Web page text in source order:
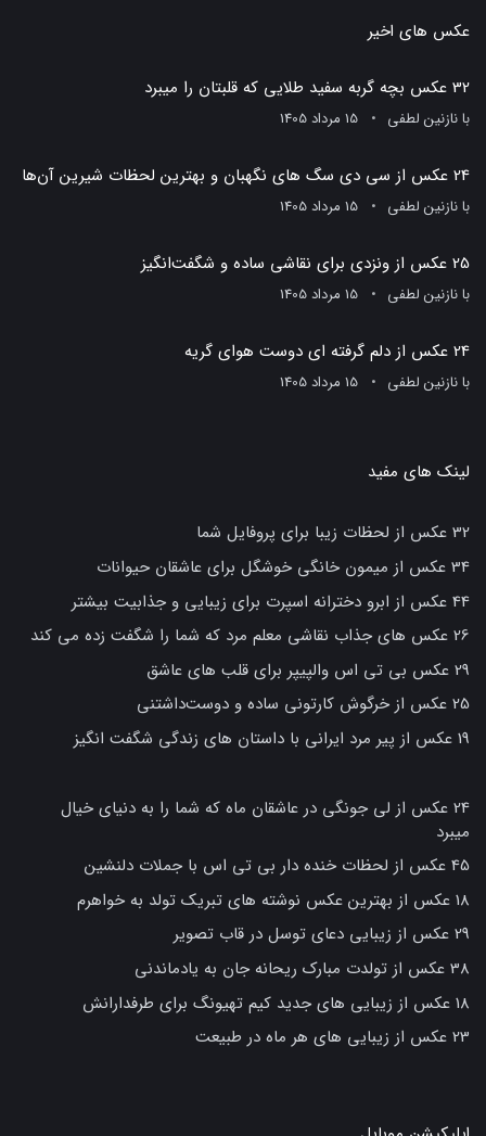
عکس های اخیر
32 عکس بچه گربه سفید طلایی که قلبتان را میبرد
بانازنین لطفی 15 مرداد 1405
24 عکس از سی دی سگ های نگهبان و بهترین لحظات شیرین آن‌ها
بانازنین لطفی 15 مرداد 1405
25 عکس از ونزدی برای نقاشی ساده و شگفت‌انگیز
بانازنین لطفی 15 مرداد 1405
24 عکس از دلم گرفته ای دوست هوای گریه
بانازنین لطفی 15 مرداد 1405
لینک های مفید
32 عکس از لحظات زیبا برای پروفایل شما
34 عکس از میمون خانگی خوشگل برای عاشقان حیوانات
44 عکس از ابرو دخترانه اسپرت برای زیبایی و جذابیت بیشتر
26 عکس های جذاب نقاشی معلم مرد که شما را شگفت زده می کند
29 عکس بی تی اس والپیپر برای قلب های عاشق
25 عکس از خرگوش کارتونی ساده و دوست‌داشتنی
19 عکس از پیر مرد ایرانی با داستان های زندگی شگفت انگیز
24 عکس از لی جونگی در عاشقان ماه که شما را به دنیای خیال
میبرد
45 عکس از لحظات خنده دار بی تی اس با جملات دلنشین
18 عکس از بهترین عکس نوشته های تبریک تولد به خواهرم
29 عکس از زیبایی دعای توسل در قاب تصویر
38 عکس از تولدت مبارک ریحانه جان به یادماندنی
18 عکس از زیبایی های جدید کیم تهیونگ برای طرفدارانش
23 عکس از زیبایی های هر ماه در طبیعت